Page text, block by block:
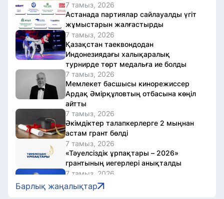
7 тамыз, 2026
Астанада партиялар сайлауалды үгіт
жұмыстарын жалғастырды
7 тамыз, 2026
Қазақстан таеквондодан
Индонезиядағы халықаралық
турнирде төрт медальға ие болды
7 тамыз, 2026
Мемлекет басшысы кинорежиссер
Ардақ Әмірқұловтың отбасына көңіл
айтты
7 тамыз, 2026
Әкімдіктер талапкерлерге 2 мыңнан
астам грант бөлді
7 тамыз, 2026
«Тәуелсіздік ұрпақтары – 2026»
грантының иегерлері анықталды
7 тамыз, 2026
Президент Солтүстік Қазақстан
облысының 90 жылдығымен
Барлық жаңалықтар